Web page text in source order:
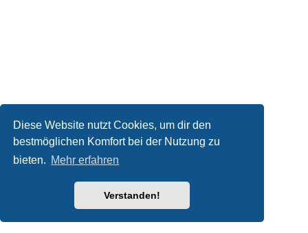
Diese Website nutzt Cookies, um dir den
bestmöglichen Komfort bei der Nutzung zu
bieten. Mehr erfahren
Verstanden!